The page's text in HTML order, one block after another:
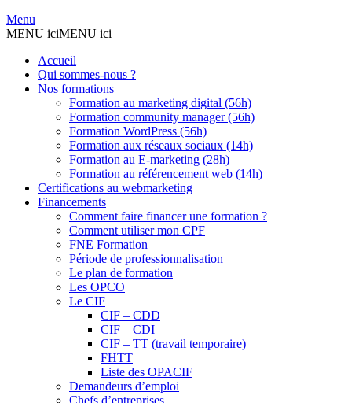
Menu
MENU iciMENU ici
Accueil
Qui sommes-nous ?
Nos formations
Formation au marketing digital (56h)
Formation community manager (56h)
Formation WordPress (56h)
Formation aux réseaux sociaux (14h)
Formation au E-marketing (28h)
Formation au référencement web (14h)
Certifications au webmarketing
Financements
Comment faire financer une formation ?
Comment utiliser mon CPF
FNE Formation
Période de professionnalisation
Le plan de formation
Les OPCO
Le CIF
CIF – CDD
CIF – CDI
CIF – TT (travail temporaire)
FHTT
Liste des OPACIF
Demandeurs d’emploi
Chefs d’entreprises